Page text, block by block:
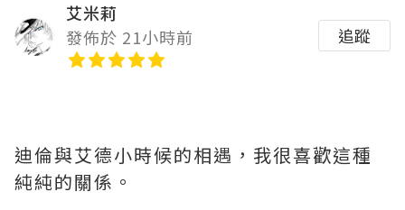
艾米莉
發佈於 21小時前
追蹤
迪倫與艾德小時候的相遇，我很喜歡這種
純純的關係。